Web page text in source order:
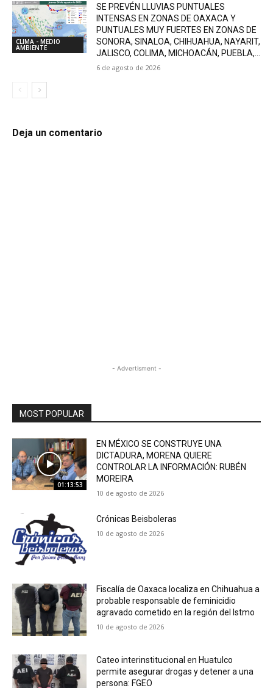
CLIMA - MEDIO
AMBIENTE
SE PREVÉN LLUVIAS PUNTUALES
INTENSAS EN ZONAS DE OAXACA Y
PUNTUALES MUY FUERTES EN ZONAS DE
SONORA, SINALOA, CHIHUAHUA, NAYARIT,
JALISCO, COLIMA, MICHOACÁN, PUEBLA,...
6 de agosto de 2026
Deja un comentario
- Advertisment -
MOST POPULAR
01:13:53
EN MÉXICO SE CONSTRUYE UNA
DICTADURA, MORENA QUIERE
CONTROLAR LA INFORMACIÓN: RUBÉN
MOREIRA
10 de agosto de 2026
Crónicas Beisboleras
10 de agosto de 2026
Fiscalía de Oaxaca localiza en Chihuahua a
probable responsable de feminicidio
agravado cometido en la región del Istmo
10 de agosto de 2026
Cateo interinstitucional en Huatulco
permite asegurar drogas y detener a una
persona: FGEO